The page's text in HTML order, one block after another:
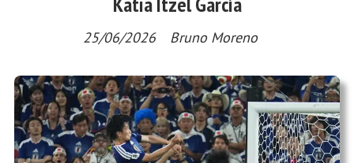
Bruno Moreno
25/06/2026